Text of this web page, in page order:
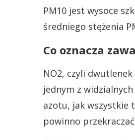
PM10 jest wysoce
średniego stężenia
Co oznacza
NO2, czyli
jednym z
azotu, jak wszystkie
powinno